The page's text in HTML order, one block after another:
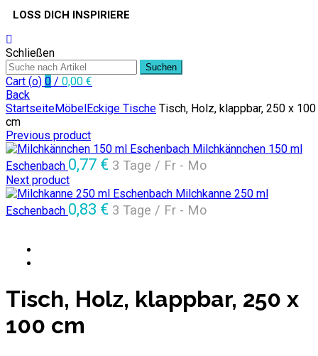
LOSS DICH INSPIRIERE
Schließen
Suchen
Cart (o) 0 / 0,00 €
Back
StartseiteMöbel Eckige Tische Tisch, Holz, klappbar, 250 x 100
cm
Previous product
Milchkännchen 150 ml
Eschenbach 0,77 € 3 Tage / Fr - Mo
Next product
Milchkanne 250 ml
Eschenbach 0,83 € 3 Tage / Fr - Mo
Tisch, Holz, klappbar, 250 x
100 cm